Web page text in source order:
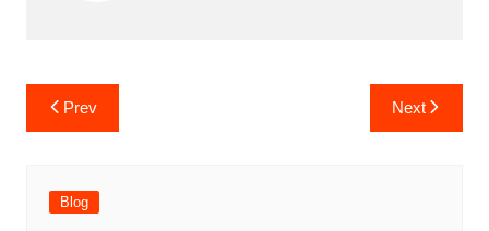
Prev Next
Blog